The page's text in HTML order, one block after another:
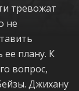
тревожат
не
плану. К
вопрос,
Джихану